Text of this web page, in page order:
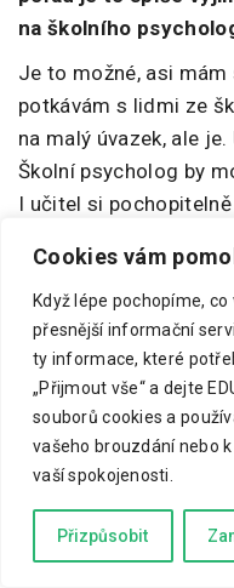
Cookies vám
Když lépe pochopíme,
přesnější informační
ty informace, které
„Přijmout vše“ a dejte
souborů cookies a
vašeho brouzdání nebo
vaší spokojenosti.
Přizpůsobit
na školního
Je to možné, asi
potkávám s lidmi ze
na malý úvazek, ale
Školní psycholog by
I učitel si
prostě učitel a o
psycholog, dětský
psychiatr. Rozhodně
se člověk opravdu
Mimochodem, pro
sociální pedagog.
Kdybyste měl
výchova důležitá, co
Může pomoci lidem